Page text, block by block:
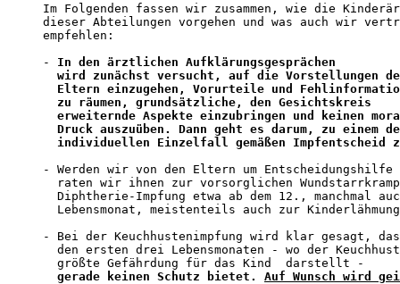
Im Folgenden fassen wir zusammen, wie die
dieser Abteilungen vorgehen und was auch wir
empfehlen:
- In den ärztlichen Aufklärungsgesprächen
wird zunächst versucht, auf die Vorstellungen
Eltern einzugehen, Vorurteile und
  zu räumen, grundsätzliche, den Gesichtskreis
erweiternde Aspekte einzubringen und keinen
Druck auszuüben. Dann geht es darum, zu einem
individuellen Einzelfall gemäßen Impfentscheid
- Werden wir von den Eltern um
raten wir ihnen zur vorsorglichen
Diphtherie-Impfung etwa ab dem 12., manchmal
Lebensmonat, meistenteils auch zur
- Bei der Keuchhustenimpfung wird klar gesagt,
den ersten drei Lebensmonaten - wo der
  größte Gefährdung für das Kind  darstellt -
gerade keinen Schutz bietet. Auf Wunsch wird